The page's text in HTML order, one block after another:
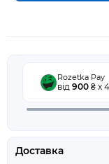
Rozetka Pay
від 900₴ x 4
Доставка